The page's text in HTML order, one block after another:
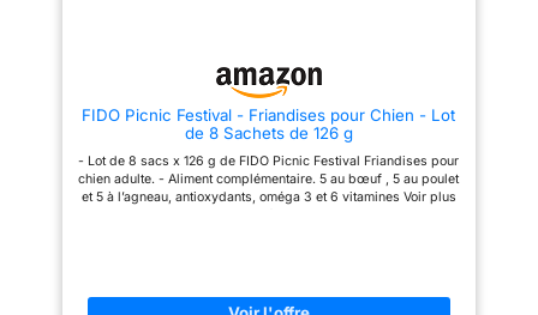
FIDO Picnic Festival - Friandises pour Chien - Lot
de 8 Sachets de 126 g
- Lot de 8 sacs x 126 g de FIDO Picnic Festival Friandises pour
chien adulte. - Aliment complémentaire. 5 au bœuf , 5 au poulet
et 5 à l’agneau, antioxydants, oméga 3 et 6 vitamines Voir plus